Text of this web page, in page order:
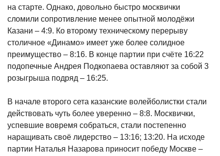
на старте. Однако, довольно быстро москвички
сломили сопротивление менее опытной молодёжи
Казани – 4:9. Ко второму техническому перерыву
столичное «Динамо» имеет уже более солидное
преимущество – 8:16. В конце партии при счёте 16:22
подопечные Андрея Подкопаева оставляют за собой 3
розыгрыша подряд – 16:25.
В начале второго сета казанские волейболистки стали
действовать чуть более уверенно – 8:8. Москвички,
успевшие вовремя собраться, стали постепенно
наращивать своё лидерство – 13:16; 13:20. На исходе
партии Наталья Назарова приносит победу Москве –